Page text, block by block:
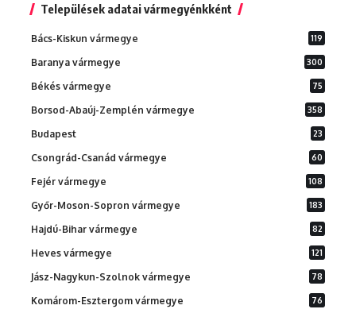
Települések adatai vármegyénkként
Bács-Kiskun vármegye 119
Baranya vármegye 300
Békés vármegye 75
Borsod-Abaúj-Zemplén vármegye 358
Budapest 23
Csongrád-Csanád vármegye 60
Fejér vármegye 108
Győr-Moson-Sopron vármegye 183
Hajdú-Bihar vármegye 82
Heves vármegye 121
Jász-Nagykun-Szolnok vármegye 78
Komárom-Esztergom vármegye 76